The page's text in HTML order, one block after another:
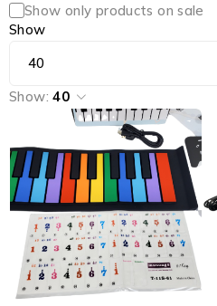
Show only products on sale
Show
Show: 40